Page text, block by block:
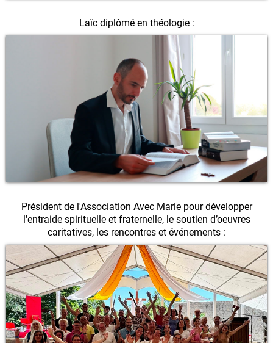
Laïc diplômé en théologie :
Président de l'Association Avec Marie pour développer
l'entraide spirituelle et fraternelle, le soutien d’oeuvres
caritatives, les rencontres et événements :